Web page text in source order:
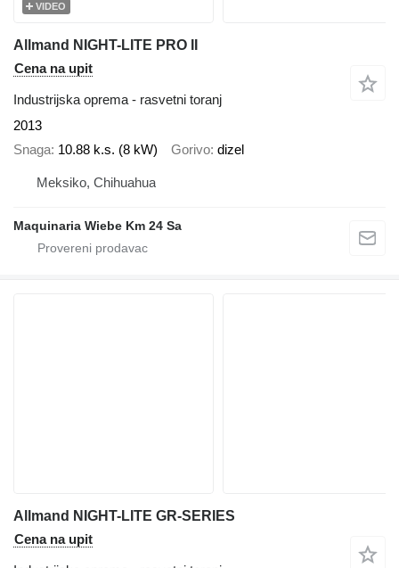
VIDEO
Allmand NIGHT-LITE PRO II
Cena na upit
Industrijska oprema - rasvetni toranj
2013
Snaga 10.88 k.s. (8 kW) Gorivo dizel
Meksiko, Chihuahua
Maquinaria Wiebe Km 24 Sa
Allmand NIGHT-LITE GR-SERIES
Cena na upit